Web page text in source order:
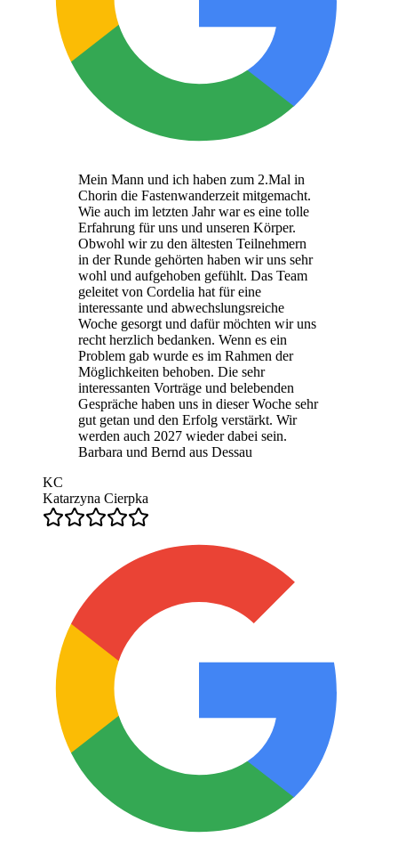
Mein Mann und ich haben zum 2.Mal in
Chorin die Fastenwanderzeit mitgemacht.
Wie auch im letzten Jahr war es eine tolle
Erfahrung für uns und unseren Körper.
Obwohl wir zu den ältesten Teilnehmern
in der Runde gehörten haben wir uns sehr
wohl und aufgehoben gefühlt. Das Team
geleitet von Cordelia hat für eine
interessante und abwechslungsreiche
Woche gesorgt und dafür möchten wir uns
recht herzlich bedanken. Wenn es ein
Problem gab wurde es im Rahmen der
Möglichkeiten behoben. Die sehr
interessanten Vorträge und belebenden
Gespräche haben uns in dieser Woche sehr
gut getan und den Erfolg verstärkt. Wir
werden auch 2027 wieder dabei sein.
Barbara und Bernd aus Dessau
KC
Katarzyna Cierpka